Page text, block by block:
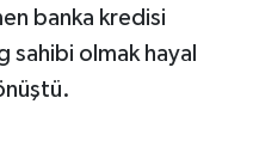
banka kredisi
sahibi olmak hayal